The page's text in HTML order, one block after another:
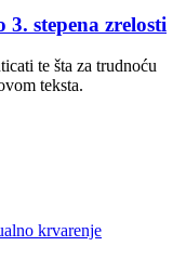
3. stepena zrelosti
te šta za trudnoću
teksta.